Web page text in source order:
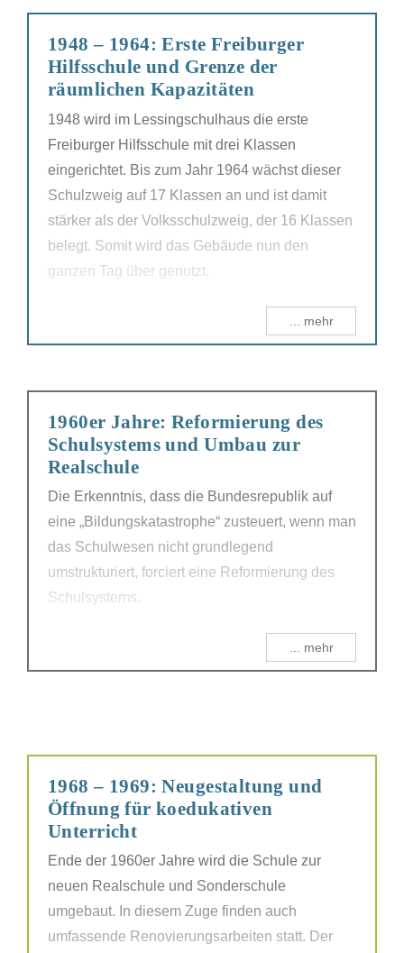
1948 – 1964: Erste Freiburger
Hilfsschule und Grenze der
räumlichen Kapazitäten
1948 wird im Lessingschulhaus die erste
Freiburger Hilfsschule mit drei Klassen
eingerichtet. Bis zum Jahr 1964 wächst dieser
Schulzweig auf 17 Klassen an und ist damit
stärker als der Volksschulzweig, der 16 Klassen
belegt. Somit wird das Gebäude nun den
ganzen Tag über genutzt.
... mehr
1960er Jahre: Reformierung des
Schulsystems und Umbau zur
Realschule
Die Erkenntnis, dass die Bundesrepublik auf
eine „Bildungskatastrophe“ zusteuert, wenn man
das Schulwesen nicht grundlegend
umstrukturiert, forciert eine Reformierung des
Schulsystems.
... mehr
1968 – 1969: Neugestaltung und
Öffnung für koedukativen
Unterricht
Ende der 1960er Jahre wird die Schule zur
neuen Realschule und Sonderschule
umgebaut. In diesem Zuge finden auch
umfassende Renovierungsarbeiten statt. Der